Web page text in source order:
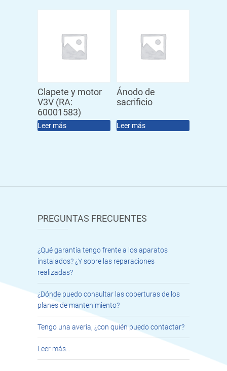
Clapete y motor
V3V (RA:
60001583)
Leer más
Ánodo de
sacrificio
Leer más
PREGUNTAS FRECUENTES
¿Qué garantía tengo frente a los aparatos
instalados? ¿Y sobre las reparaciones
realizadas?
¿Dónde puedo consultar las coberturas de los
planes de mantenimiento?
Tengo una avería, ¿con quién puedo contactar?
Leer más…